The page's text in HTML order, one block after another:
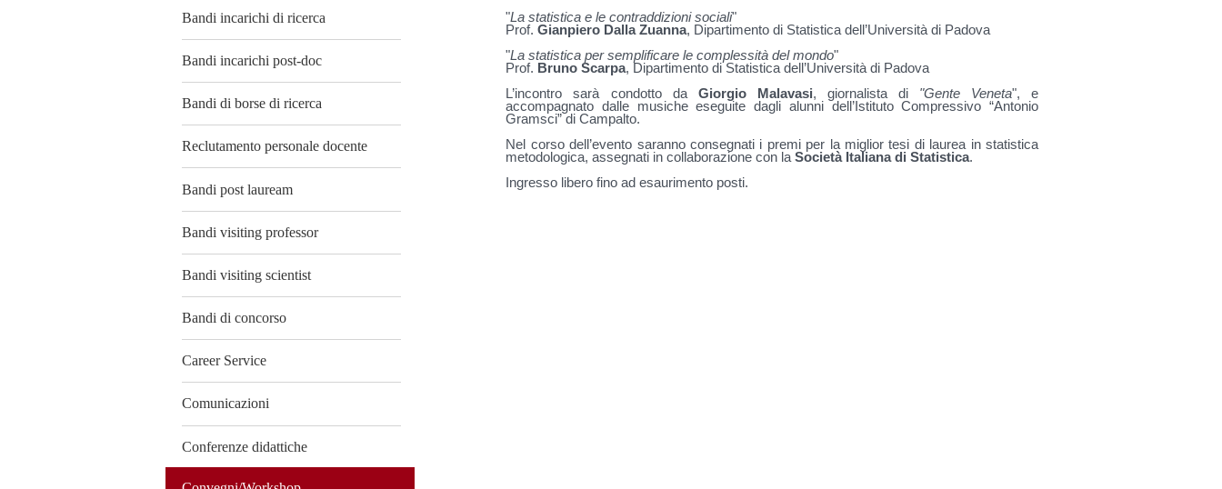
Bandi incarichi di ricerca
Bandi incarichi post-doc
Bandi di borse di ricerca
Reclutamento personale docente
Bandi post lauream
Bandi visiting professor
Bandi visiting scientist
Bandi di concorso
Career Service
Comunicazioni
Conferenze didattiche
"La statistica e le contraddizioni sociali"
Prof.Gianpiero Dalla Zuanna, Dipartimento di Statistica dell’Università di Padova
"La statistica per semplificare le complessità del mondo"
Prof. Bruno Scarpa, Dipartimento di Statistica dell’Università di Padova
L’incontro sarà condotto da Giorgio Malavasi, giornalista di "Gente Veneta", e
accompagnato dalle musiche eseguite dagli alunni dell’Istituto Compressivo “Antonio
Gramsci” di Campalto.
Nel corso dell’evento saranno consegnati i premi per la miglior tesi di laurea in statistica
metodologica, assegnati in collaborazione con laSocietà Italiana di Statistica.
Ingresso libero fino ad esaurimento posti.